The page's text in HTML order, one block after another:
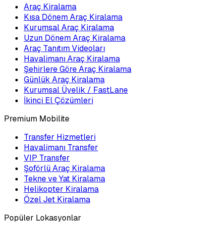
Araç Kiralama
Kısa Dönem Araç Kiralama
Kurumsal Araç Kiralama
Uzun Dönem Araç Kiralama
Araç Tanıtım Videoları
Havalimanı Araç Kiralama
Şehirlere Göre Araç Kiralama
Günlük Araç Kiralama
Kurumsal Üyelik / FastLane
İkinci El Çözümleri
Premium Mobilite
Transfer Hizmetleri
Havalimanı Transfer
VIP Transfer
Şoförlü Araç Kiralama
Tekne ve Yat Kiralama
Helikopter Kiralama
Özel Jet Kiralama
Popüler Lokasyonlar